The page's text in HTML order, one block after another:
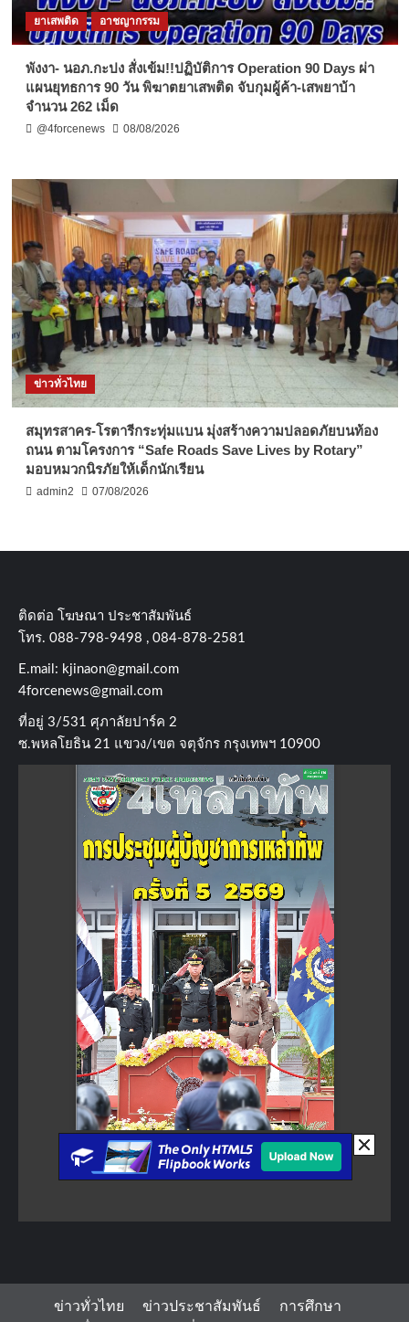
ยาเสพติด อาชญากรรม
พังงา- นอภ.กะปง สั่งเข้ม!!ปฏิบัติการ Operation 90 Days ผ่า
แผนยุทธการ 90 วัน พิฆาตยาเสพติด จับกุมผู้ค้า-เสพยาบ้า
จำนวน 262 เม็ด
@4forcenews 08/08/2026
ข่าวทั่วไทย
สมุทรสาคร-โรตารีกระทุ่มแบน มุ่งสร้างความปลอดภัยบนท้อง
ถนน ตามโครงการ “Safe Roads Save Lives by Rotary”
มอบหมวกนิรภัยให้เด็กนักเรียน
admin2 07/08/2026
ติดต่อ​ โฆษณา​ ประชาสัมพันธ์
โทร​. 088-798-9498 , 084-878-2581
E.mail: kjinaon@gmail.com
4forcenews@gmail.com
ที่อยู่​ 3/531​ ศุภาลัยปาร์ค​ 2
ซ.พหลโยธิน​ 21​ แขวง/เขต​ จตุจักร​ กรุงเทพฯ 10900
ข่าวทั่วไทย ข่าวประชาสัมพันธ์
การศึกษา